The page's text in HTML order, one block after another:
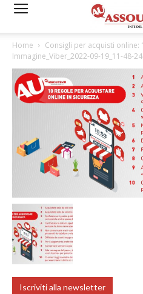
Home
Consigli per acquisti
Immagine_Viber_2022-09-19_11-48-
Iscriviti alla newsletter